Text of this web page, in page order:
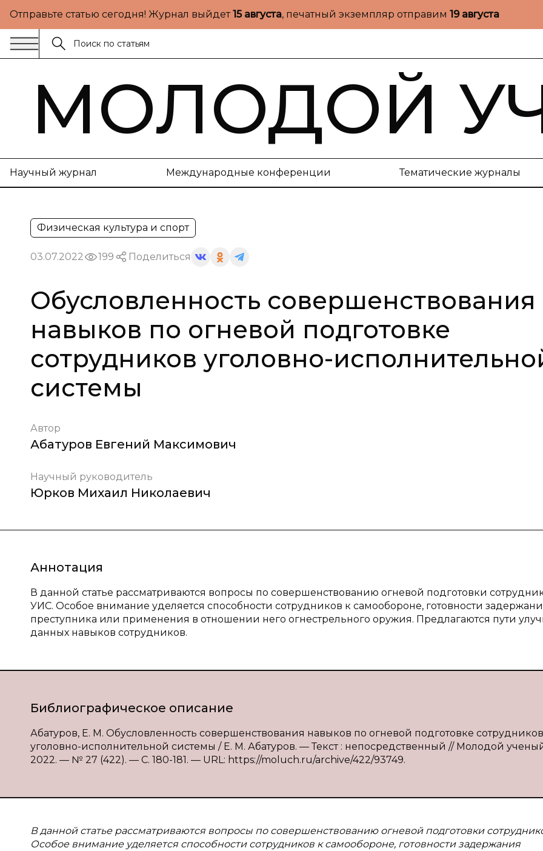
Отправьте статью сегодня! Журнал выйдет15 августа, печатный экземпляр отправим 19 августа
МОЛОДОЙ
Научный журнал Международные конференции Тематические журналы
Физическая культура и спорт
03.07.2022 199 Поделиться
Обусловленность совершенствования
навыков по огневой подготовке
сотрудников уголовно-
системы
Автор
Абатуров Евгений Максимович
Научный руководитель
Юрков Михаил Николаевич
Аннотация
В данной статье рассматриваются вопросы по совершенствованию огневой подготовки
УИС. Особое внимание уделяется способности сотрудников к самообороне, готовности
преступника или применения в отношении него огнестрельного оружия. Предлагаются пути
данных навыков сотрудников.
Библиографическое описание
Абатуров, Е. М. Обусловленность совершенствования навыков по огневой подготовке сотрудников
уголовно-исполнительной системы / Е. М. Абатуров. — Текст : непосредственный // Молодой
2022. — № 27 (422). — С. 180-181. — URL: https://moluch.ru/archive/422/93749.
В данной статье рассматриваются вопросы по совершенствованию огневой подготовки
Особое внимание уделяется способности сотрудников к самообороне, готовности задержания